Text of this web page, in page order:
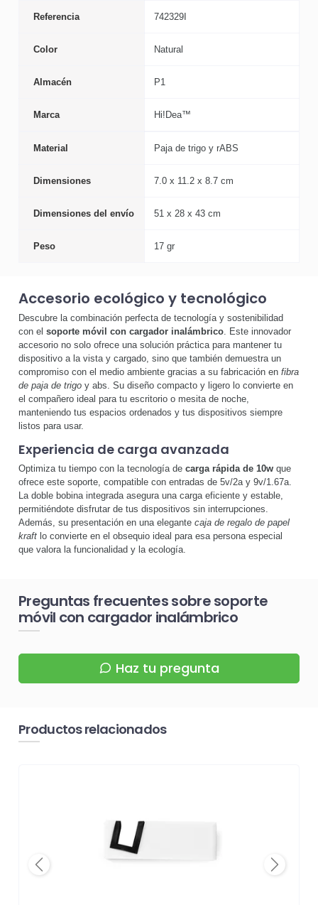
Referencia 742329I
Color Natural
Almacén P1
Marca Hi!Dea™
Material Paja de trigo y rABS
Dimensiones 7.0 x 11.2 x 8.7 cm
Dimensiones del envío 51 x 28 x 43 cm
Peso 17 gr
Accesorio ecológico y tecnológico
Descubre la combinación perfecta de tecnología y sostenibilidad
con el soporte móvil con cargador inalámbrico. Este innovador
accesorio no solo ofrece una solución práctica para mantener tu
dispositivo a la vista y cargado, sino que también demuestra un
compromiso con el medio ambiente gracias a su fabricación en fibra
de paja de trigo y abs. Su diseño compacto y ligero lo convierte en
el compañero ideal para tu escritorio o mesita de noche,
manteniendo tus espacios ordenados y tus dispositivos siempre
listos para usar.
Experiencia de carga avanzada
Optimiza tu tiempo con la tecnología de carga rápida de 10w que
ofrece este soporte, compatible con entradas de 5v/2a y 9v/1.67a.
La doble bobina integrada asegura una carga eficiente y estable,
permitiéndote disfrutar de tus dispositivos sin interrupciones.
Además, su presentación en una elegante caja de regalo de papel
kraft lo convierte en el obsequio ideal para esa persona especial
que valora la funcionalidad y la ecología.
Preguntas frecuentes sobre soporte
móvil con cargador inalámbrico
Haz tu pregunta
Productos relacionados
Previous Next